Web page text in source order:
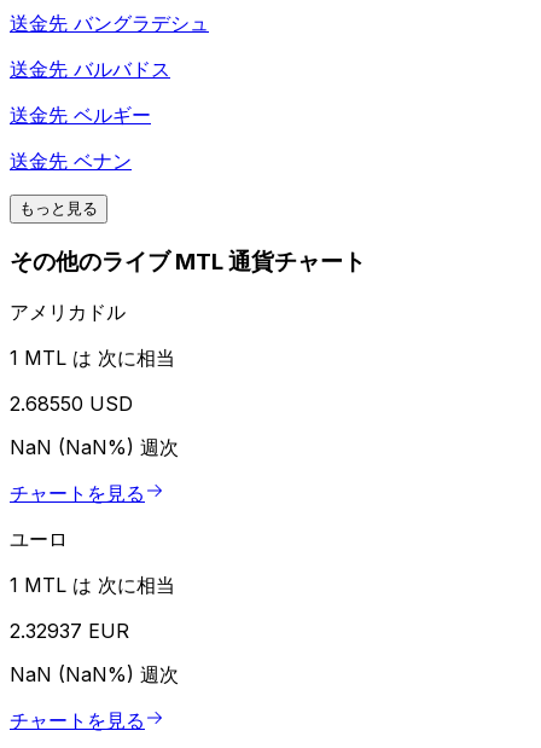
送金先 バングラデシュ
送金先 バルバドス
送金先 ベルギー
送金先 ベナン
もっと見る
その他のライブ MTL 通貨チャート
アメリカドル
1 MTL は 次に相当
2.68550 USD
NaN (NaN%) 週次
チャートを見る
ユーロ
1 MTL は 次に相当
2.32937 EUR
NaN (NaN%) 週次
チャートを見る